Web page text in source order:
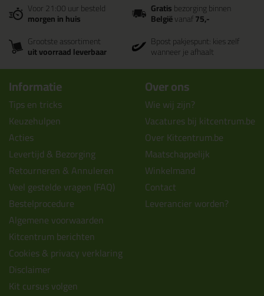
Voor 21:00 uur besteld
morgen in huis
Gratisbezorging binnen
Belgiëvanaf75,-
Grootste assortiment
uit voorraad leverbaar
Bpost pakjespunt: kies zelf
wanneer je afhaalt
Informatie
Tips en tricks
Keuzehulpen
Acties
Levertijd & Bezorging
Retourneren & Annuleren
Veel gestelde vragen (FAQ)
Bestelprocedure
Algemene voorwaarden
Kitcentrum berichten
Cookies & privacy verklaring
Disclaimer
Kit cursus volgen
Over ons
Wie wij zijn?
Vacatures bij kitcentrum.be
Over Kitcentrum.be
Maatschappelijk
Winkelmand
Contact
Leverancier worden?